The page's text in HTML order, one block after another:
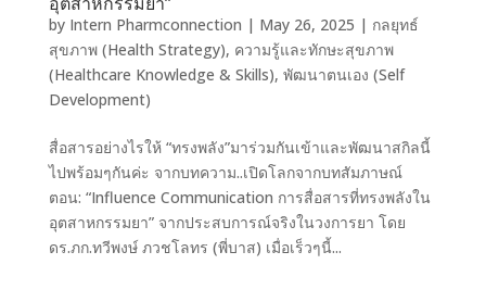
by Intern Pharmconnection | May 26, 2025 | กลยุทธ์
สุขภาพ (Health Strategy), ความรู้และทักษะสุขภาพ
(Healthcare Knowledge & Skills), พัฒนาตนเอง (Self
Development)
สื่อสารอย่างไรให้ “ทรงพลัง”มาร่วมกันเข้าและพัฒนาสกิลนี้
ไปพร้อมๆกันค่ะ จากบทความ..เปิดโลกจากบทสัมภาษณ์
ตอน: “Influence Communication การสื่อสารที่ทรงพลังใน
อุตสาหกรรมยา” จากประสบการณ์จริงในวงการยา โดย
ดร.ภก.ทวีพงษ์ ภวชโลทร (พี่บาส) เมื่อเร็วๆนี้...